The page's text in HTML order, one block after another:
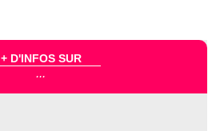
+ D'INFOS SUR
...